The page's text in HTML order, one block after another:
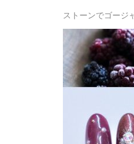
ストーンでゴージ